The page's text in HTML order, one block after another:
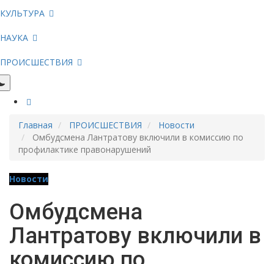
КУЛЬТУРА
НАУКА
ПРОИСШЕСТВИЯ
Главная ПРОИСШЕСТВИЯ
Новости
Омбудсмена Лантратову включили в комиссию по
профилактике правонарушений
Новости
Омбудсмена
Лантратову включили в